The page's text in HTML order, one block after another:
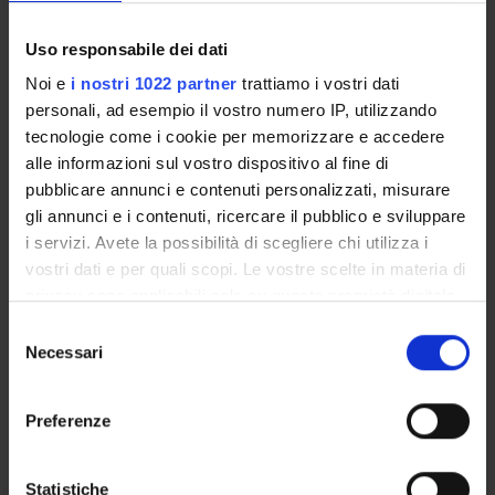
Uso responsabile dei dati
Noi e i nostri 1022 partner trattiamo i vostri dati
personali, ad esempio il vostro numero IP, utilizzando
tecnologie come i cookie per memorizzare e accedere
alle informazioni sul vostro dispositivo al fine di
pubblicare annunci e contenuti personalizzati, misurare
gli annunci e i contenuti, ricercare il pubblico e sviluppare
i servizi. Avete la possibilità di scegliere chi utilizza i
vostri dati e per quali scopi. Le vostre scelte in materia di
modificare o revocare il proprio consenso in qualsiasi
momento dalla Dichiarazione sui cookie o facendo clic
raccogliere informazioni sulla tua posizione
delNecessari
Preferenze
Statistiche
Academic Calendar
Degree Programme
Exam calendar
Notices
Thesis and internship proposals
Governing bodies
Faculty staff
STUDYING
People